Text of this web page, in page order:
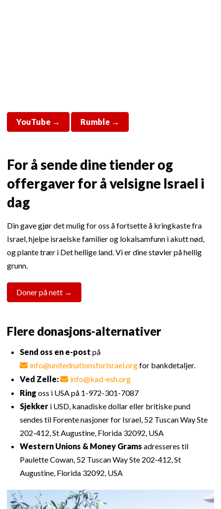
YouTube → Rumble →
For å sende dine tiender og
offergaver for å velsigne Israel i
dag
Din gave gjør det mulig for oss å fortsette å kringkaste fra
Israel, hjelpe israelske familier og lokalsamfunn i akutt nød,
og plante trær i Det hellige land. Vi er dine støvler på hellig
grunn.
Doner på nett →
Flere donasjons-alternativer
Send oss en e-post på
info@unitednationsforisrael.orgfor bankdetaljer.
Ved Zelle:
info@kad-esh.org
Ring oss i USA på 1-972-301-7087
Sjekker i USD, kanadiske dollar eller britiske pund
sendes til Forente nasjoner for Israel, 52 Tuscan Way Ste
202-412, St Augustine, Florida 32092, USA
Western Unions & Money Grams adresseres til
Paulette Cowan, 52 Tuscan Way Ste 202-412, St
Augustine, Florida 32092, USA